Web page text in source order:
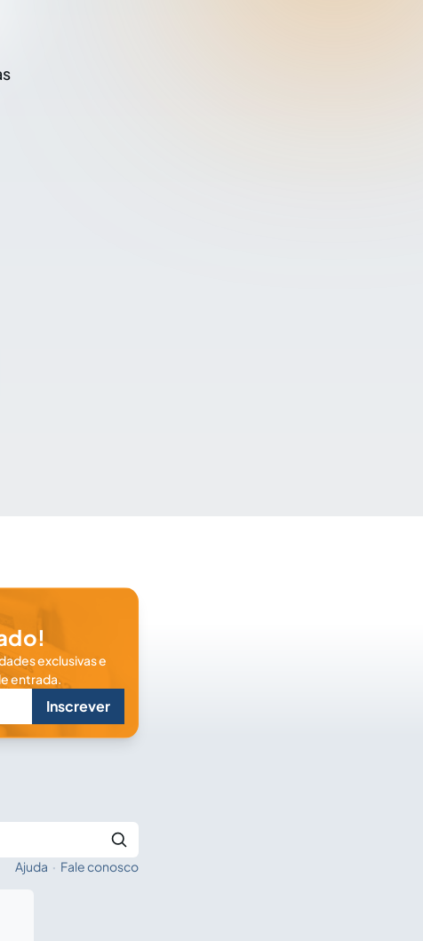
exclusivas e
entrada.
Inscrever
Ajuda · Fale conosco